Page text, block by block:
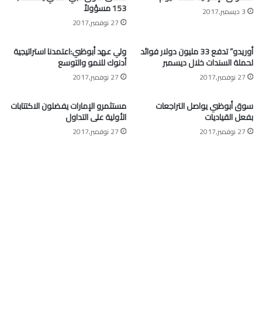
3 ديسمبر,2017 153 مسؤولاً
27 نوفمبر,2017
أوريدو” تدفع 33 مليون دولار فوائد
لحملة السندات خلال ديسمبر
27 نوفمبر,2017
ولي عهد أبوظبي:اعتمدنا استراتيجية
أدنوك للنمو والتوسع
27 نوفمبر,2017
سوق أبوظبي يواصل التراجعات
بفعل القياديات
27 نوفمبر,2017
مستثمرو الإمارات يفضلون الاكتتابات
الأولية على التداول
27 نوفمبر,2017